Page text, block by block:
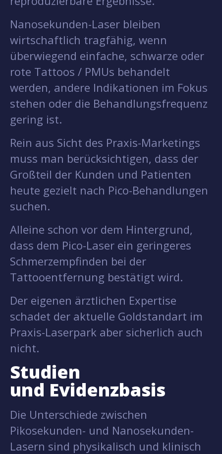
Nanosekunden-Laser bleiben
wirtschaftlich tragfähig, wenn
überwiegend einfache, schwarze oder
rote Tattoos / PMUs behandelt
werden, andere Indikationen im Fokus
stehen oder die Behandlungsfrequenz
gering ist.
Rein aus Sicht des Praxis-Marketings
muss man berücksichtigen, dass der
Großteil der Kunden und Patienten
heute gezielt nach Pico-Behandlungen
suchen.
Alleine schon vor dem Hintergrund,
dass dem Pico-Laser ein geringeres
Schmerzempfinden bei der
Tattooentfernung bestätigt wird.
Der eigenen ärztlichen Expertise
schadet der aktuelle Goldstandart im
Praxis-Laserpark aber sicherlich auch
nicht.
Studien
und Evidenzbasis
Die Unterschiede zwischen
Pikosekunden- und Nanosekunden-
Lasern sind physikalisch und klinisch